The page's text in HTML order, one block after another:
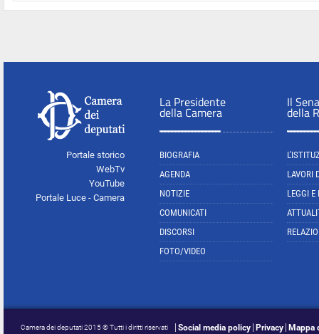
Portale storico
WebTv
YouTube
Portale Luce - Camera
La Presidente
della Camera
BIOGRAFIA
AGENDA
NOTIZIE
COMUNICATI
DISCORSI
FOTO/VIDEO
Il
della
LAVORI
LEGGI E
Camera dei deputati 2015 © Tutti i diritti riservati Social media policy Privacy Mappa